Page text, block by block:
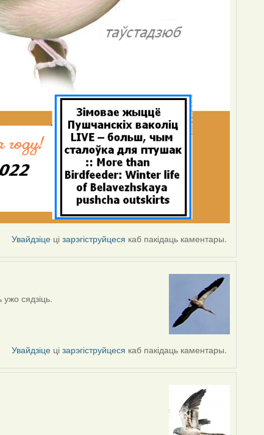
Увайдзіце цізарэгіструйцеся каб пакідаць каментары.
сядзіць.
Увайдзіце цізарэгіструйцеся каб пакідаць каментары.